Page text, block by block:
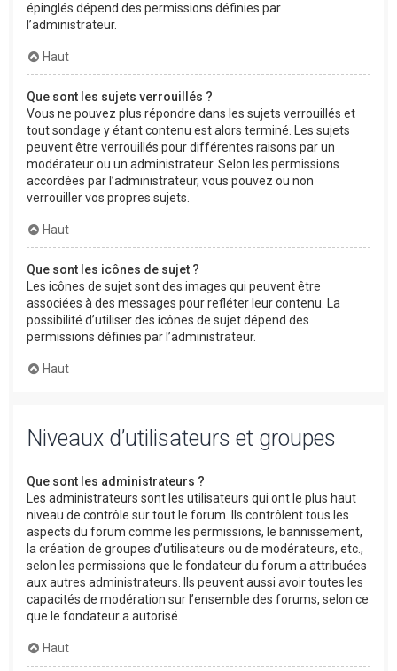
épinglés dépend des permissions définies par
l’administrateur.
Haut
Que sont les sujets verrouillés ?
Vous ne pouvez plus répondre dans les sujets verrouillés et
tout sondage y étant contenu est alors terminé. Les sujets
peuvent être verrouillés pour différentes raisons par un
modérateur ou un administrateur. Selon les permissions
accordées par l’administrateur, vous pouvez ou non
verrouiller vos propres sujets.
Haut
Que sont les icônes de sujet ?
Les icônes de sujet sont des images qui peuvent être
associées à des messages pour refléter leur contenu. La
possibilité d’utiliser des icônes de sujet dépend des
permissions définies par l’administrateur.
Haut
Niveaux d’utilisateurs et groupes
Que sont les administrateurs ?
Les administrateurs sont les utilisateurs qui ont le plus haut
niveau de contrôle sur tout le forum. Ils contrôlent tous les
aspects du forum comme les permissions, le bannissement,
la création de groupes d’utilisateurs ou de modérateurs, etc.,
selon les permissions que le fondateur du forum a attribuées
aux autres administrateurs. Ils peuvent aussi avoir toutes les
capacités de modération sur l’ensemble des forums, selon ce
que le fondateur a autorisé.
Haut